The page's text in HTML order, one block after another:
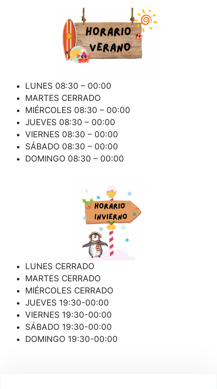
LUNES 08:30 – 00:00
MARTES CERRADO
MIÉRCOLES 08:30 – 00:00
JUEVES 08:30 – 00:00
VIERNES 08:30 – 00:00
SÁBADO 08:30 – 00:00
DOMINGO 08:30 – 00:00
LUNES CERRADO
MARTES CERRADO
MIÉRCOLES CERRADO
JUEVES 19:30-00:00
VIERNES 19:30-00:00
SÁBADO 19:30-00:00
DOMINGO 19:30-00:00